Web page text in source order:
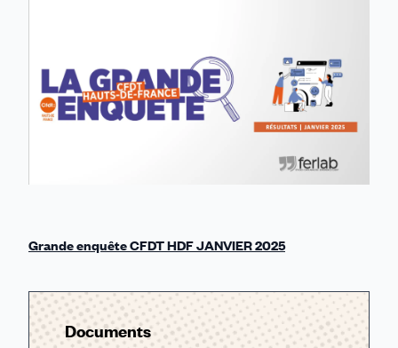
Grande enquête CFDT HDF JANVIER 2025
Documents